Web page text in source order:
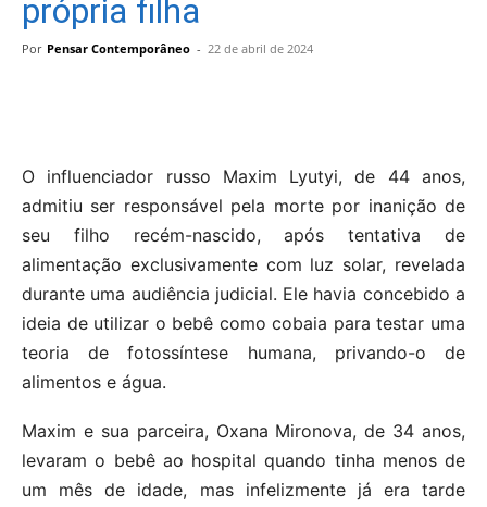
própria filha
Por Pensar Contemporâneo - 22 de abril de 2024
O influenciador russo Maxim Lyutyi, de 44 anos,
admitiu ser responsável pela morte por inanição de
seu filho recém-nascido, após tentativa de
alimentação exclusivamente com luz solar, revelada
durante uma audiência judicial. Ele havia concebido a
ideia de utilizar o bebê como cobaia para testar uma
teoria de fotossíntese humana, privando-o de
alimentos e água.
Maxim e sua parceira, Oxana Mironova, de 34 anos,
levaram o bebê ao hospital quando tinha menos de
um mês de idade, mas infelizmente já era tarde